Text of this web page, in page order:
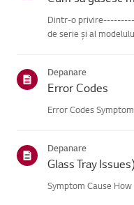
Dintr-o
de serie și al
Depanare
Error Codes
Error Codes
Depanare
Glass Tray
Symptom Cause